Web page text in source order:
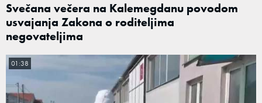
Svečana večera na Kalemegdanu povodom
usvajanja Zakona o roditeljima
negovateljima
01:38